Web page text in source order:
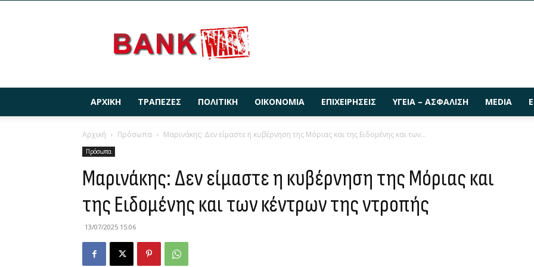
ΑΡΧΙΚΉ ΤΡΆΠΕΖΕΣ ΠΟΛΙΤΙΚΉ ΟΙΚΟΝΟΜΊΑ ΕΠΙΧΕΙΡΉΣΕΙΣ ΥΓΕΊΑ – ΑΣΦΆΛΙΣΗ MEDIA
Αρχική Πρόσωπα Μαρινάκης: Δεν είμαστε η κυβέρνηση της Μόριας και της Ειδομένης και των...
Πρόσωπα
Μαρινάκης: Δεν είμαστε η κυβέρνηση της Μόριας και
της Ειδομένης και των κέντρων της ντροπής
13/07/2025 15:06